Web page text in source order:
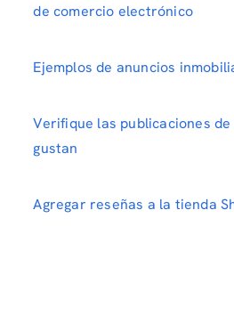
de comercio electrónico
Ejemplos de anuncios
Verifique las publicaciones
gustan
Agregar reseñas a la tienda